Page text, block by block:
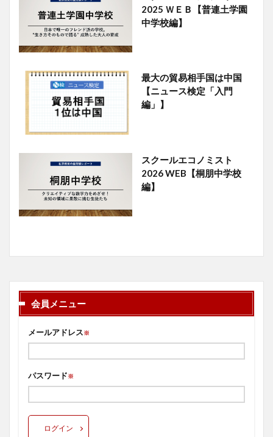
2025 ＷＥＢ【普連土学園
中学校編】
最大の貿易相手国は中国
【ニュース検定「入門
編」】
スクールエコノミスト
2026 WEB【桐朋中学校
編】
会員メニュー
メールアドレス※
パスワード※
ログイン